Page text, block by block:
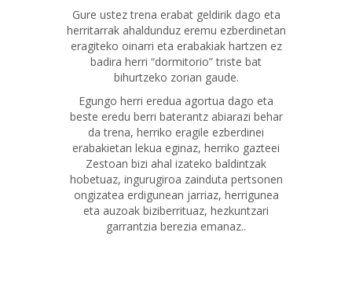
Gure ustez trena erabat geldirik dago eta
herritarrak ahaldunduz eremu ezberdinetan
eragiteko oinarri eta erabakiak hartzen ez
badira herri “dormitorio” triste bat
bihurtzeko zorian gaude.
Egungo herri eredua agortua dago eta
beste eredu berri baterantz abiarazi behar
da trena, herriko eragile ezberdinei
erabakietan lekua eginaz, herriko gazteei
Zestoan bizi ahal izateko baldintzak
hobetuaz, ingurugiroa zainduta pertsonen
ongizatea erdigunean jarriaz, herrigunea
eta auzoak biziberrituaz, hezkuntzari
garrantzia berezia emanaz..